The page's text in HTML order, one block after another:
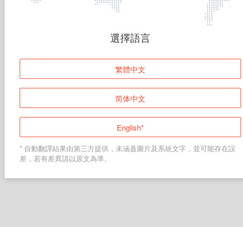
頁面無法顯示
登入
返回首頁
選擇語言
繁體中文
简体中文
English*
* 自動翻譯結果由第三方提供，未涵蓋圖片及系統文字，並可能存在誤
差，若有差異請以原文為準。